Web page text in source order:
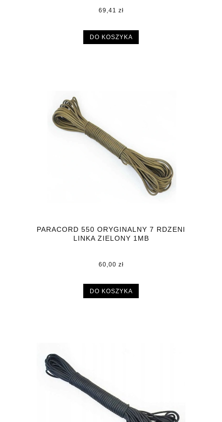
69,41 zł
DO KOSZYKA
PARACORD 550 ORYGINALNY 7 RDZENI
LINKA ZIELONY 1MB
60,00 zł
DO KOSZYKA